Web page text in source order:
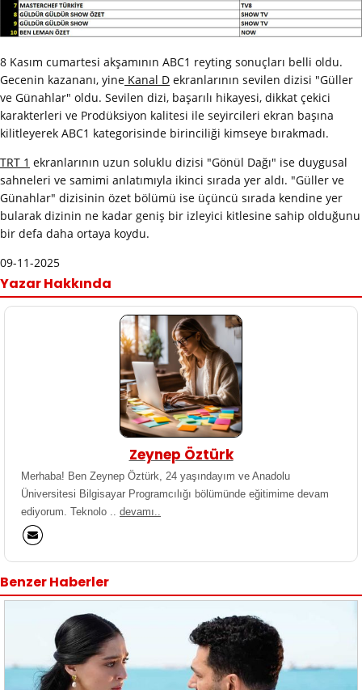
8 Kasım cumartesi akşamının ABC1 reyting sonuçları belli oldu.
Gecenin kazananı, yine Kanal D ekranlarının sevilen dizisi "Güller
ve Günahlar" oldu. Sevilen dizi, başarılı hikayesi, dikkat çekici
karakterleri ve Prodüksiyon kalitesi ile seyircileri ekran başına
kilitleyerek ABC1 kategorisinde birinciliği kimseye bırakmadı.
TRT 1 ekranlarının uzun soluklu dizisi "Gönül Dağı" ise duygusal
sahneleri ve samimi anlatımıyla ikinci sırada yer aldı. "Güller ve
Günahlar" dizisinin özet bölümü ise üçüncü sırada kendine yer
bularak dizinin ne kadar geniş bir izleyici kitlesine sahip olduğunu
bir defa daha ortaya koydu.
09-11-2025
Yazar Hakkında
Zeynep Öztürk
Merhaba! Ben Zeynep Öztürk, 24 yaşındayım ve Anadolu
Üniversitesi Bilgisayar Programcılığı bölümünde eğitimime devam
ediyorum. Teknolo .. devamı..
Benzer Haberler